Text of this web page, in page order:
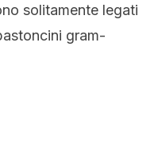
solitamente legati
gram-